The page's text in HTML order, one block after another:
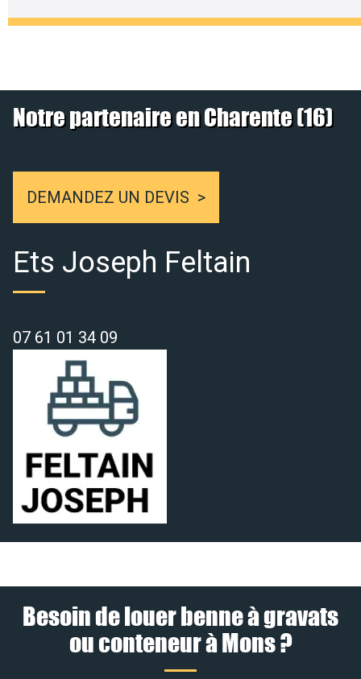
Notre partenaire en Charente (16)
DEMANDEZ UN DEVIS
Ets Joseph Feltain
07 61 01 34 09
Besoin de louer benne à gravats
ou conteneur à Mons ?